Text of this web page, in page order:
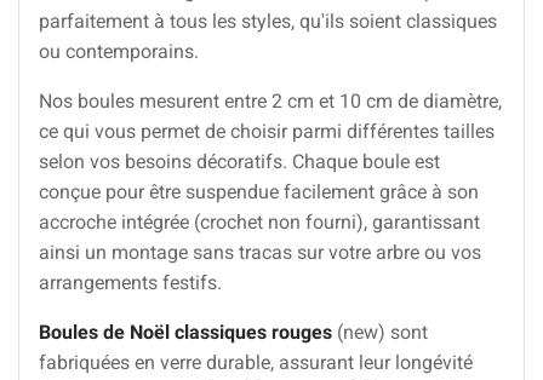
parfaitement à tous les styles, qu'ils soient classiques
ou contemporains.
Nos boules mesurent entre 2 cm et 10 cm de diamètre,
ce qui vous permet de choisir parmi différentes tailles
selon vos besoins décoratifs. Chaque boule est
conçue pour être suspendue facilement grâce à son
accroche intégrée (crochet non fourni), garantissant
ainsi un montage sans tracas sur votre arbre ou vos
arrangements festifs.
Boules de Noël classiques rouges (new) sont
fabriquées en verre durable, assurant leur longévité